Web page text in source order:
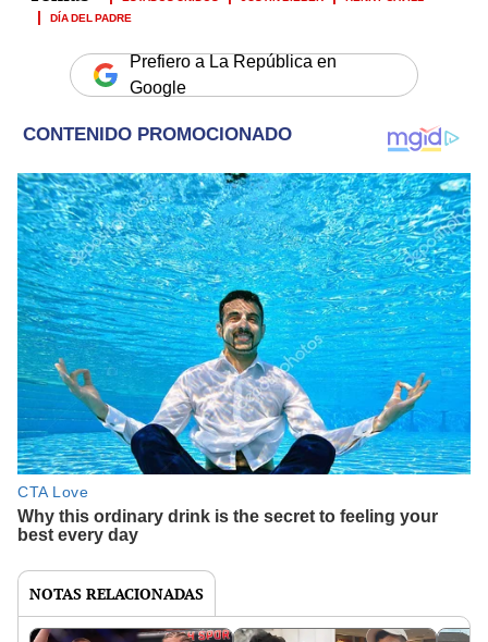
DÍA DEL PADRE
Prefiero a La República en
Google
NOTAS RELACIONADAS